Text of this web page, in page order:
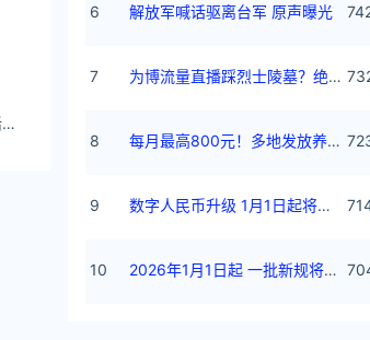
223314.com用“简”与“真”，定义“生活质感”的高级表达
6 解放军喊话驱离台军 原声曝光
7 为博流量直播踩烈士陵墓？绝不姑息
8 每月最高800元！多地发放养老消费券
9 数字人民币升级 1月1日起将计付利息
10 2026年1月1日起 一批新规将施行